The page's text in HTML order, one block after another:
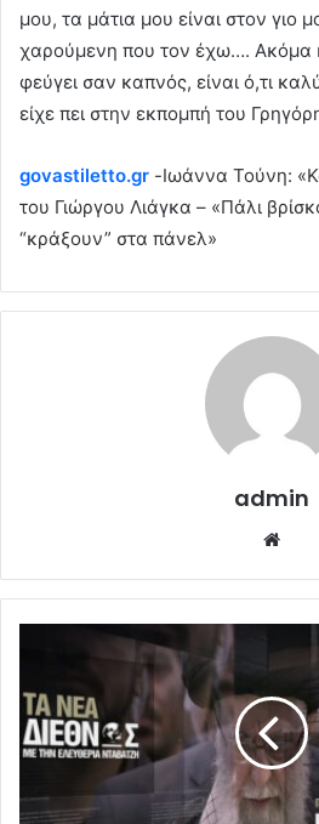
μου, τα μάτια μου είναι στον γιο
χαρούμενη που τον έχω…. Ακόμα
φεύγει σαν καπνός, είναι ό,τι
είχε πει στην εκπομπή του
govastiletto.gr -Ιωάννα Τούνη:
του Γιώργου Λιάγκα – «Πάλι
“κράξουν” στα πάνελ»
admin